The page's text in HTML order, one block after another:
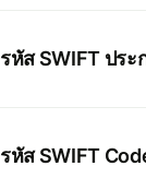
รหัส SWIFT ประ
รหัส SWIFT